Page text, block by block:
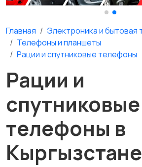
Главная
Электроника и бытовая
Телефоны и планшеты
Рации и спутниковые телефоны
Рации и
спутниковые
телефоны в
Кыргызстане